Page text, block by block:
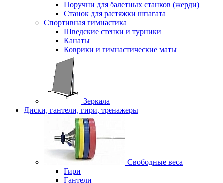
Поручни для балетных станков (жерди)
Станок для растяжки шпагата
Спортивная гимнастика
Шведские стенки и турники
Канаты
Коврики и гимнастические маты
Зеркала
Диски, гантели, гири, тренажеры
Свободные веса
Гири
Гантели